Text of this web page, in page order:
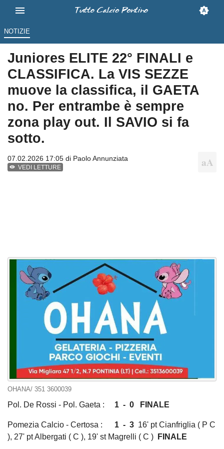
NOTIZIE
Juniores ELITE 22° FINALI e
CLASSIFICA. La VIS SEZZE
muove la classifica, il GAETA
no. Per entrambe è sempre
zona play out. Il SAVIO si fa
sotto.
07.02.2026 17:05 di Paolo Annunziata
VEDI LETTURE
OHANA/ 351 3600039
Pol. De Rossi - Pol. Gaeta : 1 - 0 FINALE
Pomezia Calcio - Certosa : 1 - 3 16' pt Cianfriglia ( P C
), 27' pt Albergati ( C ), 19' st Magrelli ( C )
FINALE